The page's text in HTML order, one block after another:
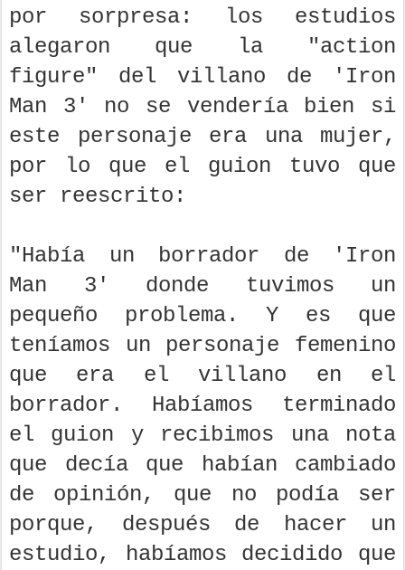
por sorpresa: los estudios
alegaron que la "action
figure" del villano de 'Iron
Man 3' no se vendería bien si
este personaje era una mujer,
por lo que el guion tuvo que
ser reescrito:
"Había un borrador de 'Iron
Man 3' donde tuvimos un
pequeño problema. Y es que
teníamos un personaje femenino
que era el villano en el
borrador. Habíamos terminado
el guion y recibimos una nota
que decía que habían cambiado
de opinión, que no podía ser
porque, después de hacer un
estudio, habíamos decidido que